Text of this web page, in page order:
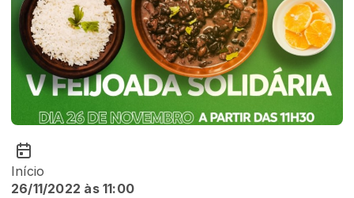
Início
26/11/2022 às 11:00